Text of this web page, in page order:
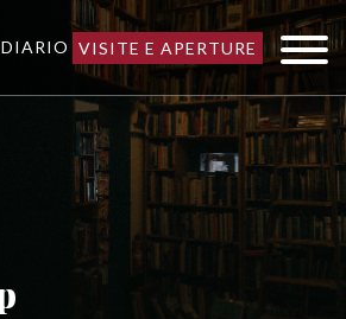
DIARIO VISITE E APERTURE